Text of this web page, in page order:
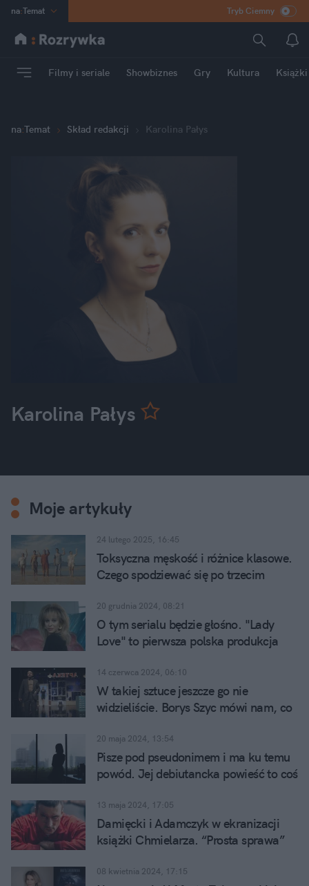
na:Temat
INN Poland
mama
Rozrywka
Tryb Ciemny
Filmy i seriale Showbiznes Gry Kultura Książki
na:Temat Skład redakcji Karolina Pałys
Karolina Pałys
Moje artykuły
24 lutego 2025, 16:45
Toksyczna męskość i różnice klasowe.
Czego spodziewać się po trzecim
20 grudnia 2024, 08:21
O tym serialu będzie głośno. "Lady
Love" to pierwsza polska produkcja
14 czerwca 2024, 06:10
W takiej sztuce jeszcze go nie
widzieliście. Borys Szyc mówi nam, co
20 maja 2024, 13:54
Pisze pod pseudonimem i ma ku temu
powód. Jej debiutancka powieść to coś
13 maja 2024, 17:05
Damięcki i Adamczyk w ekranizacji
książki Chmielarza. “Prosta sprawa”
08 kwietnia 2024, 17:15